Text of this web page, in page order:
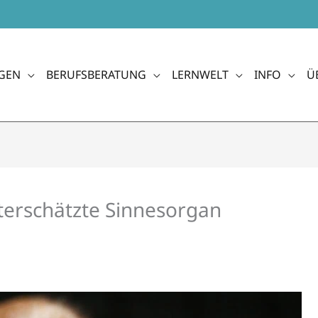
BERUFSBERATUNG LERNWELT INFO
Sinnesorgan